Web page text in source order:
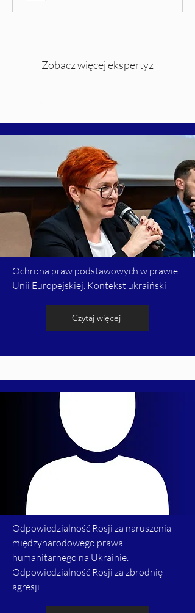
Zobacz więcej ekspertyz
Ochrona praw podstawowych w prawie
Unii Europejskiej. Kontekst ukraiński
Czytaj więcej
Odpowiedzialność Rosji za naruszenia
międzynarodowego prawa
humanitarnego na Ukrainie.
Odpowiedzialność Rosji za zbrodnię
agresji